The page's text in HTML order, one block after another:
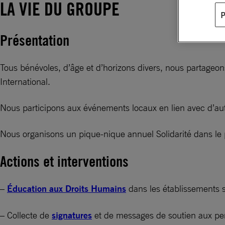
LA VIE DU GROUPE
Présentation
Tous bénévoles, d’âge et d’horizons divers, nous
International.
Nous participons aux événements locaux en lien avec
Nous organisons un pique-nique annuel Solidarité dans le
Actions et interventions
– Éducation aux Droits Humains dans les établissements
– Collecte de signatures et de messages de soutien aux